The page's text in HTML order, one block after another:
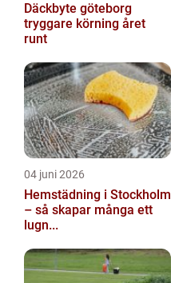
Däckbyte göteborg
tryggare körning året
runt
04 juni 2026
Hemstädning i Stockholm
– så skapar många ett
lugn...